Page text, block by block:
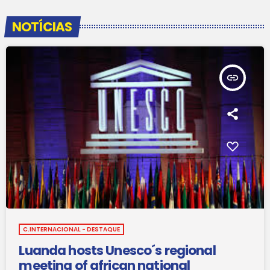
NOTÍCIAS
insert_link
C.INTERNACIONAL - DESTAQUE
Luanda hosts Unesco´s regional
meeting of african national